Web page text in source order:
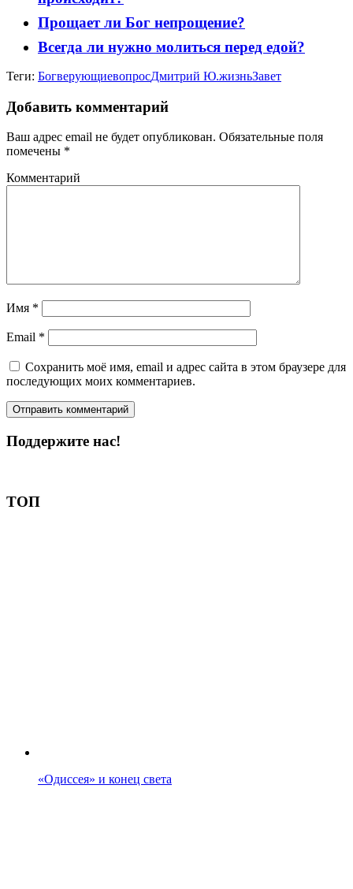
Прощает ли Бог непрощение?
Всегда ли нужно молиться перед едой?
Теги: БогверующиевопросДмитрий Ю.жизньЗавет
Добавить комментарий
Ваш адрес email не будет опубликован. Обязательные поля
помечены *
Комментарий
Имя *
Email *
Сохранить моё имя, email и адрес сайта в этом браузере для
последующих моих комментариев.
Поддержите нас!
ТОП
«Одиссея» и конец света